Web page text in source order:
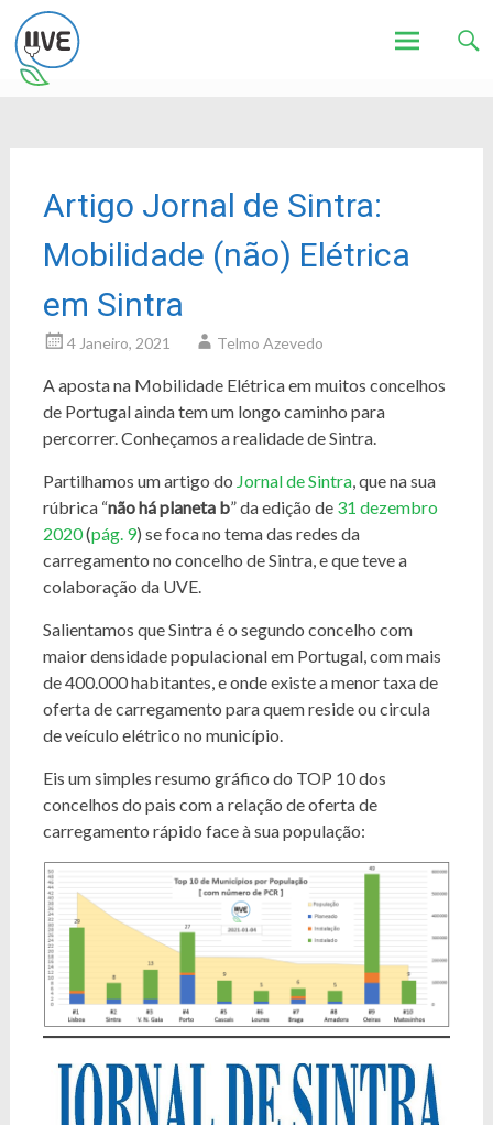
Artigo Jornal de Sintra:
Mobilidade (não) Elétrica
em Sintra
4 Janeiro, 2021 Telmo Azevedo
A aposta na Mobilidade Elétrica em muitos concelhos
de Portugal ainda tem um longo caminho para
percorrer. Conheçamos a realidade de Sintra.
Partilhamos um artigo do Jornal de Sintra, que na sua
rúbrica “não há planeta b” da edição de 31 dezembro
2020(pág. 9) se foca no tema das redes da
carregamento no concelho de Sintra, e que teve a
colaboração da UVE.
Salientamos que Sintra é o segundo concelho com
maior densidade populacional em Portugal, com mais
de 400.000 habitantes, e onde existe a menor taxa de
oferta de carregamento para quem reside ou circula
de veículo elétrico no município.
Eis um simples resumo gráfico do TOP 10 dos
concelhos do pais com a relação de oferta de
carregamento rápido face à sua população: